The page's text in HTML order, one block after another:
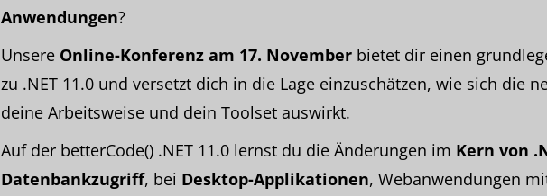
Anwendungen?
Unsere Online-Konferenz am 17. November bietet dir einen
zu .NET 11.0 und versetzt dich in die Lage einzuschätzen, wie sich die
deine Arbeitsweise und dein Toolset auswirkt.
Auf der betterCode() .NET 11.0 lernst du die Änderungen im Kern von
Datenbankzugriff, bei Desktop-Applikationen, Webanwendungen